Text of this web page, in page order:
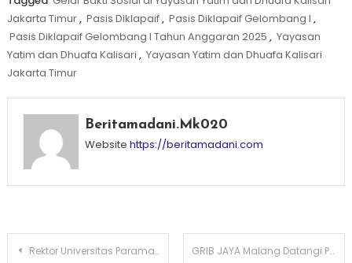
Jakarta Timur, Pasis Diklapaif, Pasis Diklapaif Gelombang I ,
Pasis Diklapaif Gelombang I Tahun Anggaran 2025 , Yayasan
Yatim dan Dhuafa Kalisari , Yayasan Yatim dan Dhuafa Kalisari
Jakarta Timur
Beritamadani.mk020
Website https://beritamadani.com
Post
Rektor Universitas Paramadina Prof. Didik J. Racbini, Indonesia Kehilangan Sosok Ekonom Kritis Kwik Kian Gie GRIB JAYA Malang Datangi Polesta Malang Kota, Kawal Dugaan Pencemaran Lingkungan di TPA Supiturang